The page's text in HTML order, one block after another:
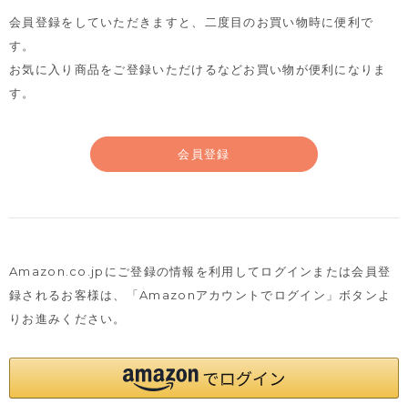
会員登録をしていただきますと、二度目のお買い物時に便利で
す。
お気に入り商品をご登録いただけるなどお買い物が便利になりま
す。
会員登録
Amazon.co.jpにご登録の情報を利用してログインまたは会員登
録されるお客様は、
「Amazonアカウントでログイン」ボタンよ
りお進みください。